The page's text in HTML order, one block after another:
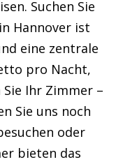
Suchen Sie
Hannover ist
eine zentrale
pro Nacht,
Sie Ihr Zimmer –
Sie uns noch
oder
bieten das